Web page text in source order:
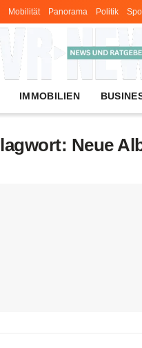
Mobilität Panorama Politik
IMMOBILIEN
Neue